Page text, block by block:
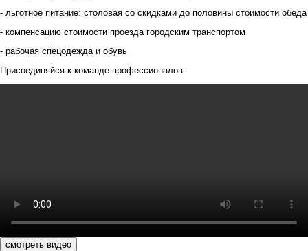
- льготное питание: столовая со скидками до половины стоимости обеда
- компенсацию стоимости проезда городским транспортом
- рабочая спецодежда и обувь
Присоединяйся к команде профессионалов.
смотреть видео